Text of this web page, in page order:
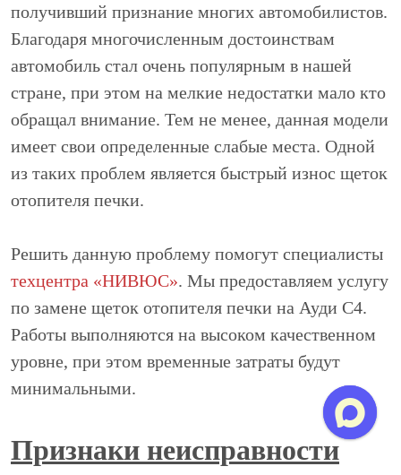
получивший признание многих автомобилистов.
Благодаря многочисленным достоинствам
автомобиль стал очень популярным в нашей
стране, при этом на мелкие недостатки мало кто
обращал внимание. Тем не менее, данная модели
имеет свои определенные слабые места. Одной
из таких проблем является быстрый износ щеток
отопителя печки.
Решить данную проблему помогут специалисты
техцентра «НИВЮС». Мы предоставляем услугу
по замене щеток отопителя печки на Ауди С4.
Работы выполняются на высоком качественном
уровне, при этом временные затраты будут
минимальными.
Признаки неисправности